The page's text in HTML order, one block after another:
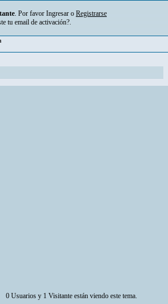
. Por favor Ingresar o Registrarse
tu email de activación?.
0 Usuarios y 1 Visitante están viendo este tema.